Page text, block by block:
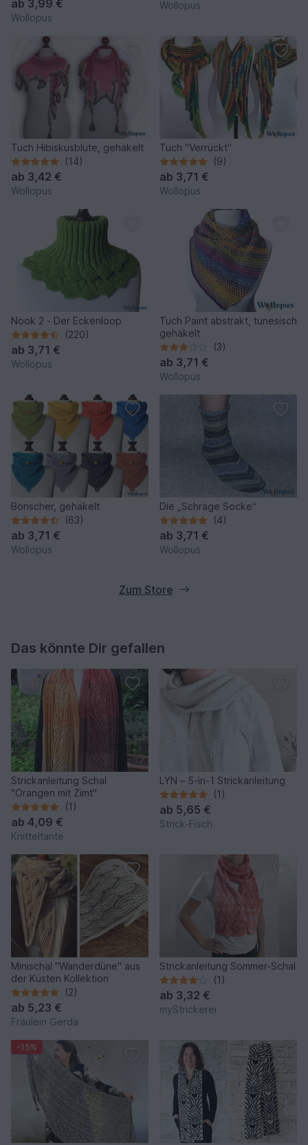
ab 3,99 €
Wollopus
Wollopus
Tuch Hibiskusblüte, gehäkelt
(14)
ab 3,42 €
Wollopus
Tuch "Verrückt"
(9)
ab 3,71 €
Wollopus
Nook 2 - Der Eckenloop
(220)
ab 3,71 €
Wollopus
Tuch Paint abstrakt, tunesisch
gehäkelt
(3)
ab 3,71 €
Wollopus
Bonscher, gehäkelt
(63)
ab 3,71 €
Wollopus
Die „Schräge Socke“
(4)
ab 3,71 €
Wollopus
Zum Store
Das könnte Dir gefallen
Strickanleitung Schal
"Orangen mit Zimt"
(1)
ab 4,09 €
Knitteltante
LYN – 5-in-1 Strickanleitung
(1)
ab 5,65 €
Strick-Fisch
Minischal "Wanderdüne" aus
der Küsten Kollektion
(2)
ab 5,23 €
Fräulein Gerda
Strickanleitung Sommer-Schal
(1)
ab 3,32 €
myStrickerei
-15%